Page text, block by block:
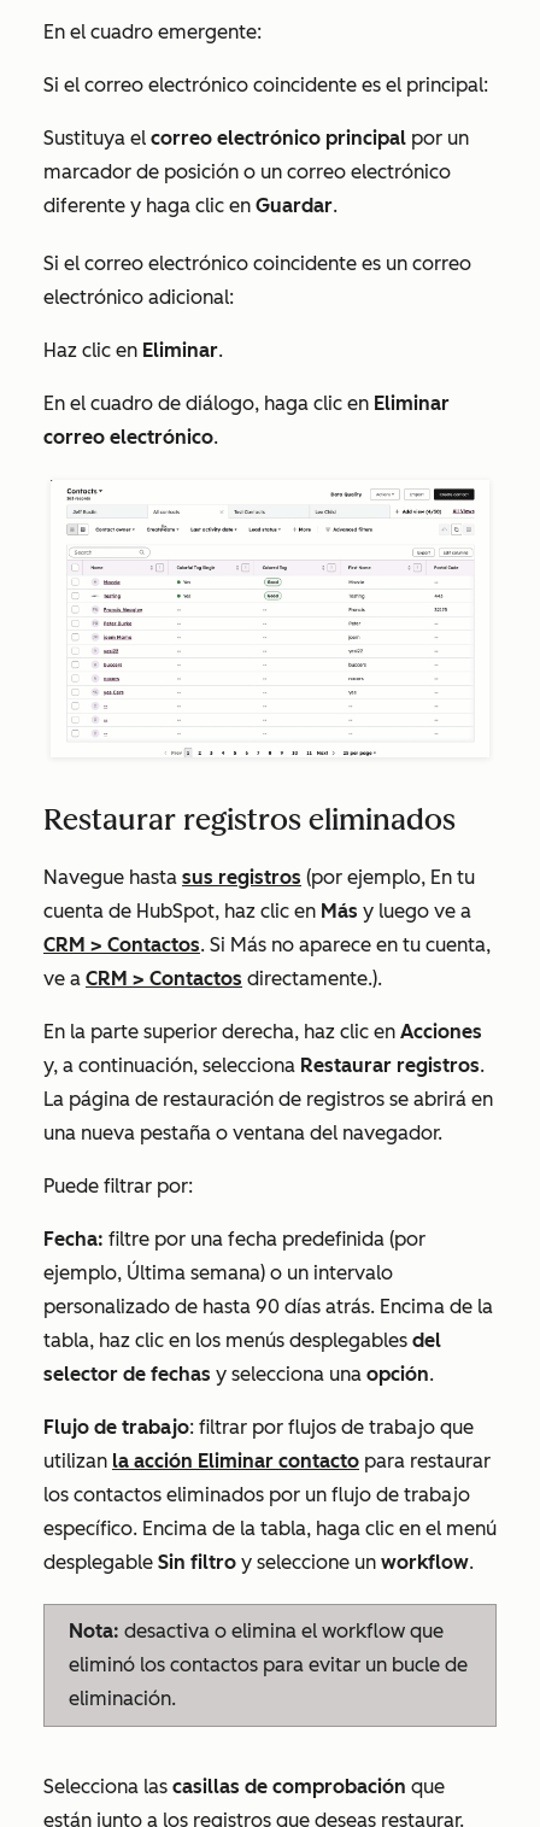
En el cuadro emergente:
Si el correo electrónico coincidente es el principal:
Sustituya el correo electrónico principal por un
marcador de posición o un correo electrónico
diferente y haga clic en Guardar.
Si el correo electrónico coincidente es un correo
electrónico adicional:
Haz clic en Eliminar.
En el cuadro de diálogo, haga clic en Eliminar
correo electrónico.
Restaurar registros eliminados
Navegue hasta sus registros (por ejemplo, En tu
cuenta de HubSpot, haz clic en Más y luego ve a
CRM > Contactos. Si Más no aparece en tu cuenta,
ve a CRM > Contactos directamente.).
En la parte superior derecha, haz clic en Acciones
y, a continuación, selecciona Restaurar registros.
La página de restauración de registros se abrirá en
una nueva pestaña o ventana del navegador.
Puede filtrar por:
Fecha: filtre por una fecha predefinida (por
ejemplo, Última semana) o un intervalo
personalizado de hasta 90 días atrás. Encima de la
tabla, haz clic en los menús desplegables del
selector de fechas y selecciona una opción.
Flujo de trabajo: filtrar por flujos de trabajo que
utilizan la acción Eliminar contacto para restaurar
los contactos eliminados por un flujo de trabajo
específico. Encima de la tabla, haga clic en el menú
desplegable Sin filtro y seleccione un workflow.
Nota: desactiva o elimina el workflow que
eliminó los contactos para evitar un bucle de
eliminación.
Selecciona las casillas de comprobación que
están junto a los registros que deseas restaurar.